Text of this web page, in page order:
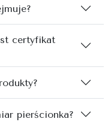
certyfikat
pierścionka?